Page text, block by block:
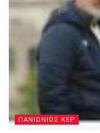
ΠΑΝΙΩΝΙΟΣ ΚΕΡ